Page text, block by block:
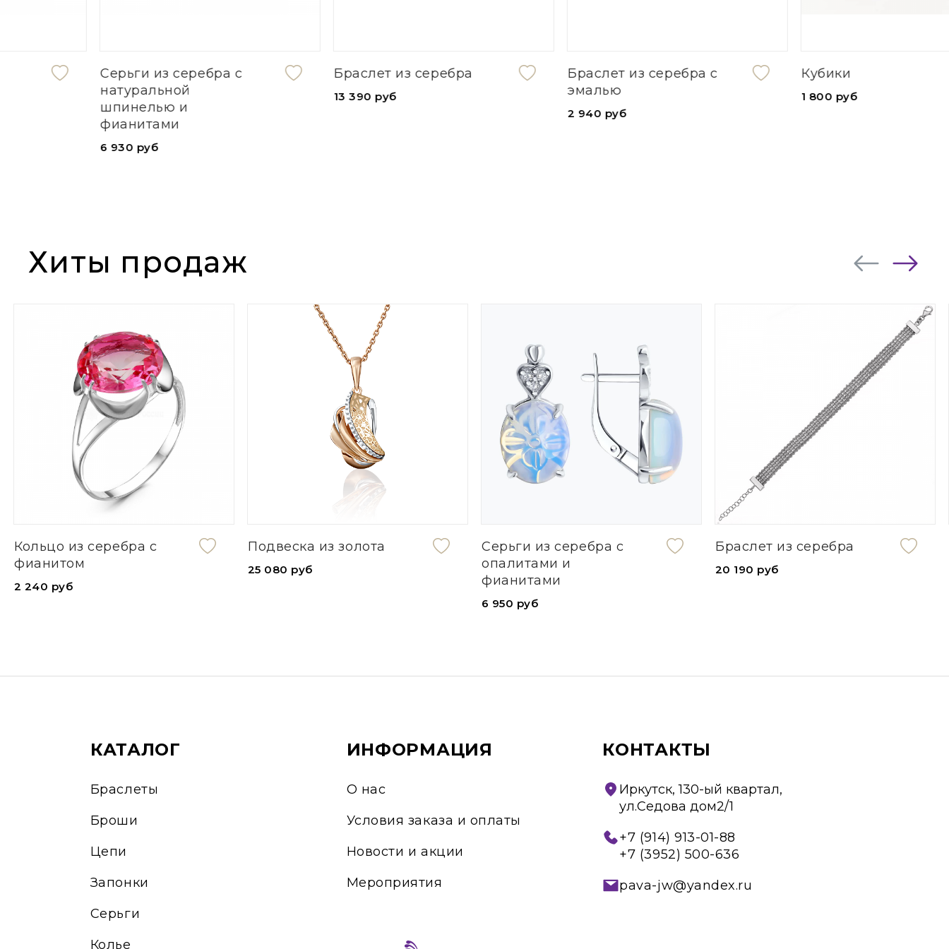
Серьги из серебра с
натуральной
шпинелью и
Браслет из серебра
Браслет из серебра с
Кубики
Хиты продаж
Кольцо из серебра с
фианитом
2 240 руб
Подвеска из золота
25 080 руб
Серьги из серебра с
опалитами и
фианитами
6 950 руб
Браслет из серебра
20 190 руб
КАТАЛОГ
Браслеты
Броши
Цепи
Запонки
Серьги
Колье
ИНФОРМАЦИЯ
О нас
Условия заказа и оплаты
Новости и акции
Мероприятия
КОНТАКТЫ
Иркутск, 130-ый квартал,
ул.Седова дом2/1
+7 (914) 913-01-88
+7 (3952) 500-636
pava-jw@yandex.ru